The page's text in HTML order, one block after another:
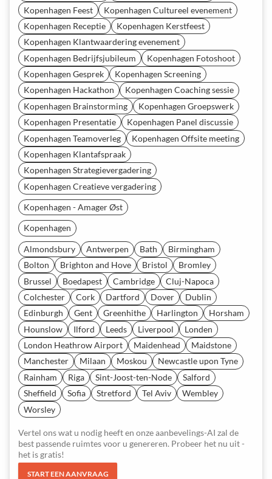
Kopenhagen Feest
Kopenhagen Cultureel evenement
Kopenhagen Receptie
Kopenhagen Kerstfeest
Kopenhagen Klantwaardering evenement
Kopenhagen Bedrijfsjubileum
Kopenhagen Fotoshoot
Kopenhagen Gesprek
Kopenhagen Screening
Kopenhagen Hackathon
Kopenhagen Coaching sessie
Kopenhagen Brainstorming
Kopenhagen Groepswerk
Kopenhagen Presentatie
Kopenhagen Panel discussie
Kopenhagen Teamoverleg
Kopenhagen Offsite meeting
Kopenhagen Klantafspraak
Kopenhagen Strategievergadering
Kopenhagen Creatieve vergadering
Kopenhagen - Amager Øst
Kopenhagen
Almondsbury Antwerpen Bath
Birmingham
Bolton
Brighton and Hove Bristol
Bromley
Brussel
Boedapest Cambridge
Cluj-Napoca
Colchester
Cork Dartford Dover
Dublin
Edinburgh
Gent Greenhithe Harlington
Horsham
Hounslow
Ilford Leeds Liverpool
Londen
London Heathrow Airport
Maidenhead
Maidstone
Manchester
Milaan Moskou
Newcastle upon Tyne
Rainham
Riga Sint-Joost-ten-Node
Salford
Sheffield
Sofia Stretford Tel Aviv
Wembley
Worsley
Vertel ons wat u nodig heeft en onze aanbevelings-AI zal de
best passende ruimtes voor u genereren. Probeer het nu uit -
het is gratis!
START EEN AANVRAAG